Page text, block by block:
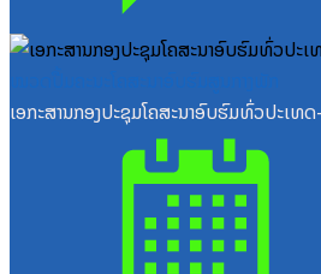
ເອກະສານກອງປະຊຸມໂຄສະນາອົບຮົມທົ່ວປະເ